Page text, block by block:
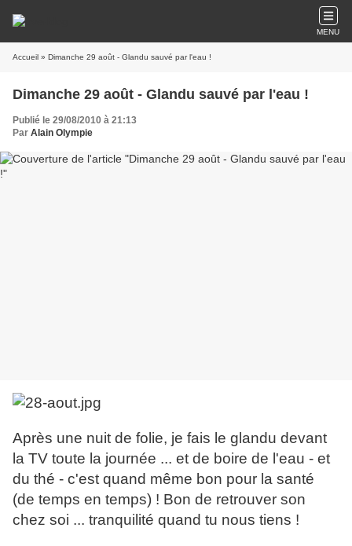
MENU
Accueil » Dimanche 29 août - Glandu sauvé par l'eau !
Dimanche 29 août - Glandu sauvé par l'eau !
Publié le 29/08/2010 à 21:13
Par Alain Olympie
Après une nuit de folie, je fais le glandu devant
la TV toute la journée ... et de boire de l'eau - et
du thé - c'est quand même bon pour la santé
(de temps en temps) ! Bon de retrouver son
chez soi ... tranquilité quand tu nous tiens !